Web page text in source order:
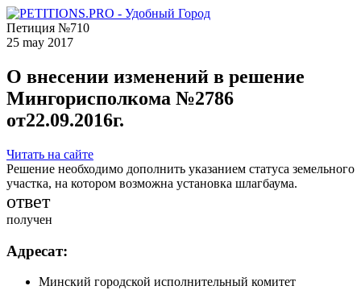
Петиция №710
25 may 2017
О внесении изменений в решение
Мингорисполкома №2786
от22.09.2016г.
Читать на сайте
Решение необходимо дополнить указанием статуса земельного
участка, на котором возможна установка шлагбаума.
ответ
получен
Адресат:
Минский городской исполнительный комитет